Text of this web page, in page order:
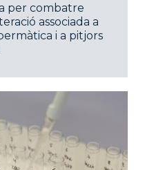
per combatre
associada a
i a pitjors